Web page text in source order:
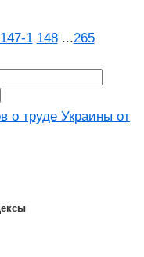
147‑1 148 ...265
о труде Украины от